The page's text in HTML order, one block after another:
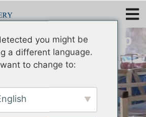
сепаратор
мухи
you might be
a different language.
to change to: